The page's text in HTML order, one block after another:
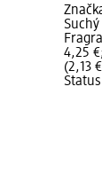
4,25
(2,13